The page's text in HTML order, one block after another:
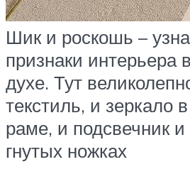
Шик и роскошь –
признаки интерьера
духе. Тут
текстиль, и зеркало
раме, и подсвечник
гнутых ножках